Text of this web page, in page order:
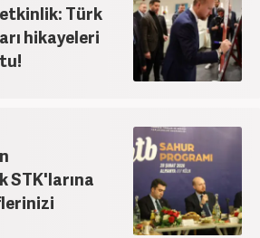
etkinlik: Türk
hikayeleri
STK'larına